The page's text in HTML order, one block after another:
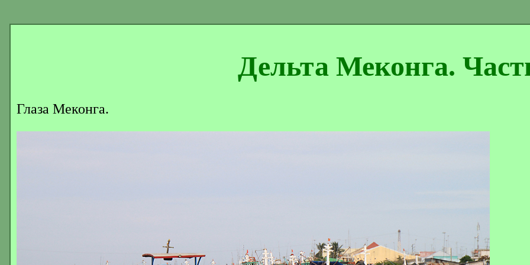
Дельта Меконга.
Глаза Меконга.